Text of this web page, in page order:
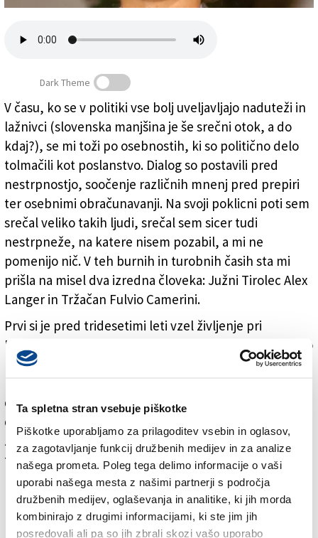
Ta spletna stran vsebuje piškotke
Piškotke uporabljamo za prilagoditev vsebin in oglasov,
za zagotavljanje funkcij družbenih medijev in za analize
našega prometa. Poleg tega delimo informacije o vaši
uporabi našega mesta z našimi partnerji s področja
družbenih medijev, oglaševanja in analitike, ki jih morda
kombinirajo z drugimi informacijami, ki ste jim jih
posredovali ali pa so jih zbrali skozi vašo uporabo
Alex Langer (ANSA/Arhiv Fundacije Langer)
Dark Theme
V času, ko se v politiki vse bolj uveljavljajo naduteži in
lažnivci (slovenska manjšina je še srečni otok, a do
kdaj?), se mi toži po osebnostih, ki so politično delo
tolmačili kot poslanstvo. Dialog so postavili pred
nestrpnostjo, soočenje različnih mnenj pred prepiri
ter osebnimi obračunavanji. Na svoji poklicni poti sem
srečal veliko takih ljudi, srečal sem sicer tudi
nestrpneže, na katere nisem pozabil, a mi ne
pomenijo nič. V teh burnih in turobnih časih sta mi
prišla na misel dva izredna človeka: Južni Tirolec Alex
Langer in Tržačan Fulvio Camerini.
Prvi si je pred tridesetimi leti vzel življenje pri
Firencah, drugi pa bi v nedeljo, 20. julija, praznoval sto
let. Južnotirolskega naravovarstvenika, politika in
drugič v Trstu), s Camerinijem pa sem kot novinar
delil čas, ko so v italijanskem parlamentu sprejemali
zaščitni zakon za slovensko manjšino. Svetovno znani
tržaški kardiolog je bil namreč takrat senator
levosredinske koalicije Oljke.
Langer in Camerini sta bila graditelja mostov med
narodi in zagovornika plemenite politike, ki je slonela